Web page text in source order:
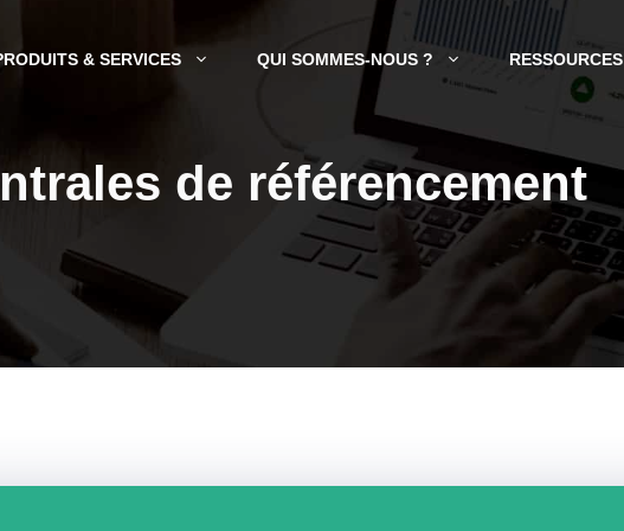
& SERVICES QUI SOMMES-NOUS ? RESSOURCES
de référencement